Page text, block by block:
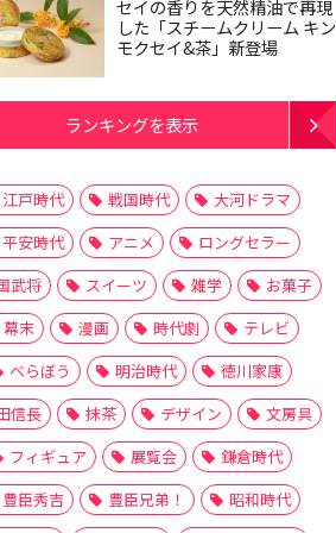
セイの香りを天然精油で再現
した「スチームクリーム キン
モクセイ&茶」新登場
ランキングを表示
江戸時代 戦国時代
大河ドラマ
平安時代
アニメ
ロングセラー
武将
スイーツ 雑学
お菓子
幕末
漫画 時代劇
テレビ
べらぼう
明治時代
徳川家康
信長
抹茶 デザイン
文房具
フィギュア
展覧会
鎌倉時代
豊臣秀吉
豊臣兄弟！
昭和時代